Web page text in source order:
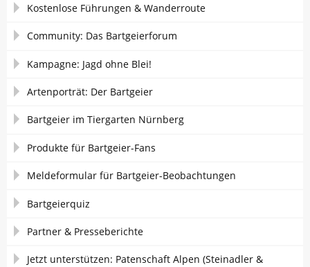
Kostenlose Führungen & Wanderroute
Community: Das Bartgeierforum
Kampagne: Jagd ohne Blei!
Artenporträt: Der Bartgeier
Bartgeier im Tiergarten Nürnberg
Produkte für Bartgeier-Fans
Meldeformular für Bartgeier-Beobachtungen
Bartgeierquiz
Partner & Presseberichte
Jetzt unterstützen: Patenschaft Alpen (Steinadler &